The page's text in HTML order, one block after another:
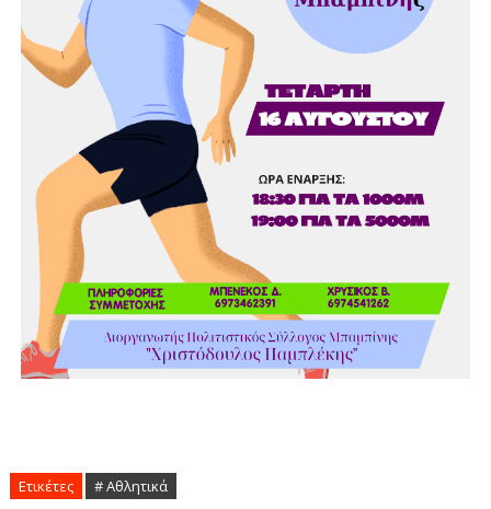
Ετικέτες # Αθλητικά